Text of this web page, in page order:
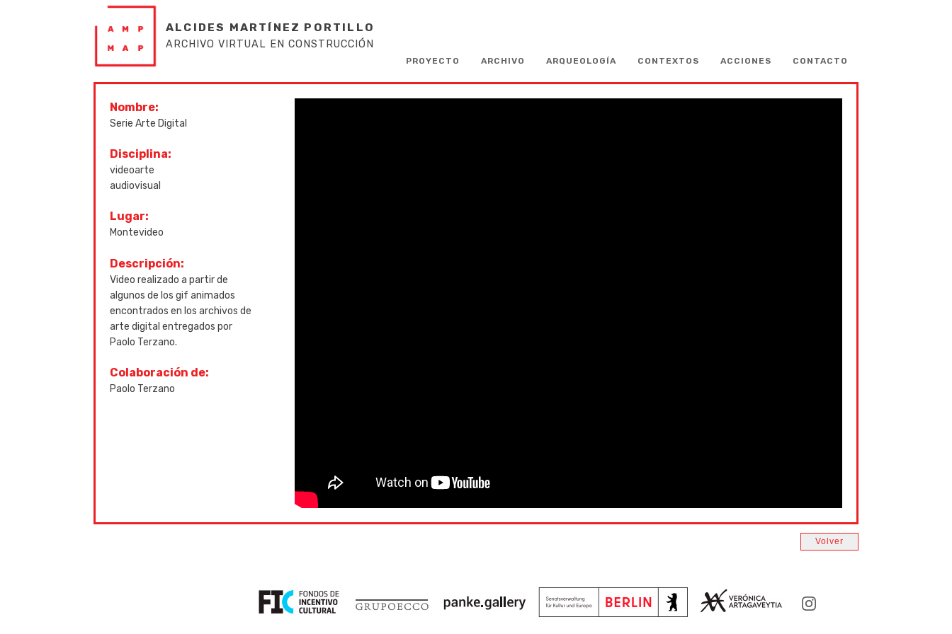
ALCIDES MARTÍNEZ PORTILLO
ARCHIVO VIRTUAL EN CONSTRUCCIÓN
PROYECTO ARCHIVO ARQUEOLOGÍA CONTEXTOS ACCIONES CONTACTO
Nombre:
Serie Arte Digital
Disciplina:
videoarte
audiovisual
Lugar:
Montevideo
Descripción:
Video realizado a partir de
algunos de los gif animados
encontrados en los archivos de
arte digital entregados por
Paolo Terzano.
Colaboración de:
Paolo Terzano
Volver